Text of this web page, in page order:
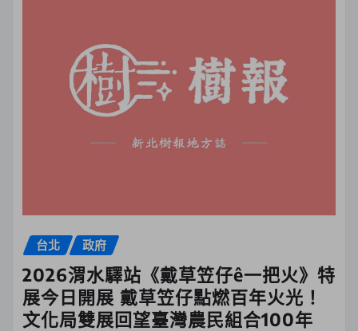
台北 政府
2026渭水驛站《戴草笠仔ê一把火》特
展今日開展 戴草笠仔點燃百年火光！
文化局雙展回望臺灣農民組合100年